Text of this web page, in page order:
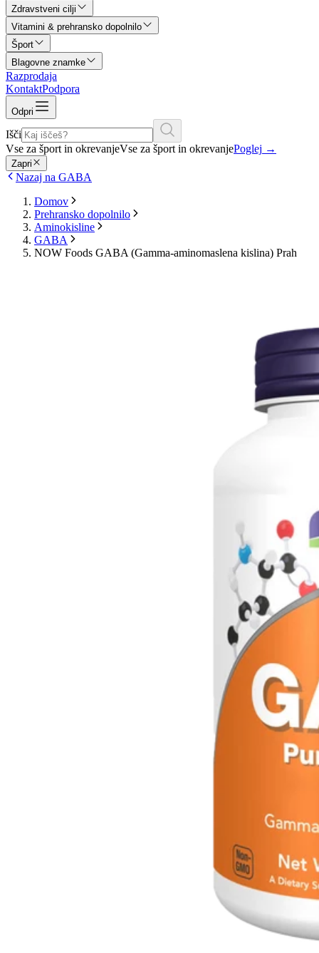
Zdravstveni cilji
Vitamini & prehransko dopolnilo
Šport
Blagovne znamke
Razprodaja
KontaktPodpora
Odpri
Išči
Vse za šport in okrevanjeVse za šport in okrevanjePoglej →
Zapri
Nazaj na GABA
Domov
Prehransko dopolnilo
Aminokisline
GABA
NOW Foods GABA (Gamma-aminomaslena kislina) Prah